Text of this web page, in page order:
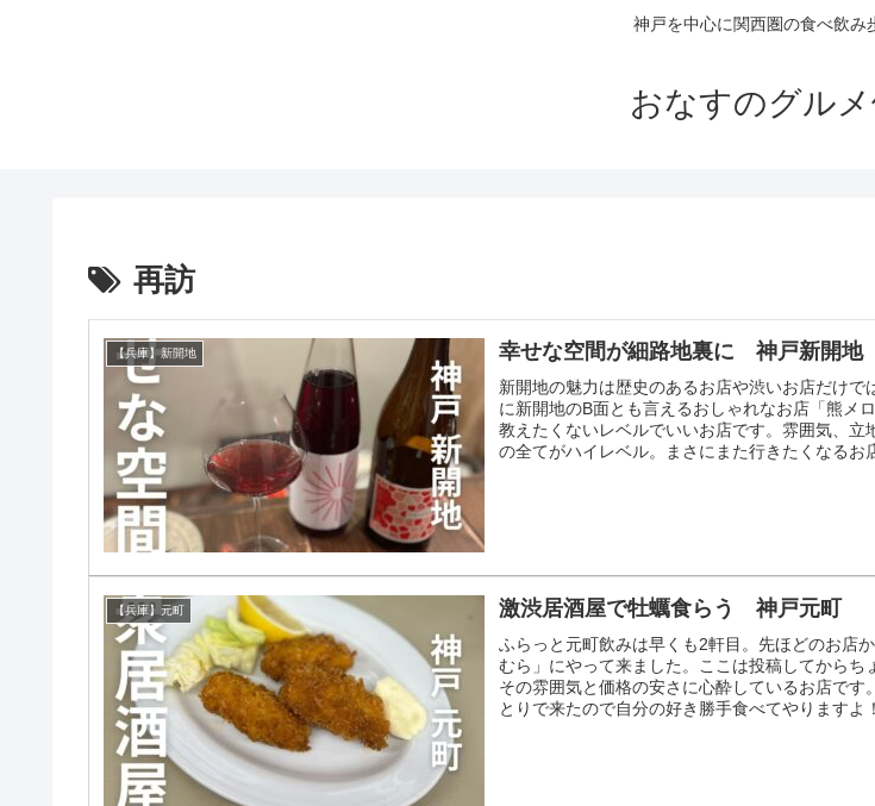
神戸を中心に関西圏の食べ飲み
おなすのグル
再訪
【兵庫】新開地 幸せな空間が細路地裏に 神戸新開地
新開地の魅力は歴史のあるお店や渋いお店だけで
に新開地のB面とも言えるおしゃれなお店「熊メ
教えたくないレベルでいいお店です。雰囲気、立
の全てがハイレベル。まさにまた行きたくなるお
【兵庫】元町 激渋居酒屋で牡蠣食らう 神戸元町
ふらっと元町飲みは早くも2軒目。先ほどのお店
むら」にやって来ました。ここは投稿してからち
その雰囲気と価格の安さに心酔しているお店です
とりで来たので自分の好き勝手食べてやりますよ